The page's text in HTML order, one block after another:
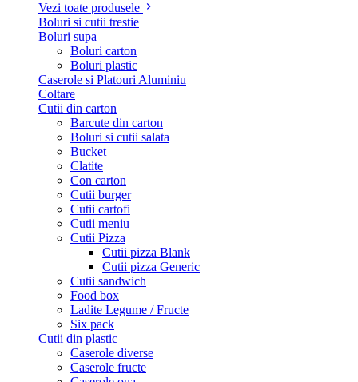
Vezi toate produsele
Boluri si cutii trestie
Boluri supa
Boluri carton
Boluri plastic
Caserole si Platouri Aluminiu
Coltare
Cutii din carton
Barcute din carton
Boluri si cutii salata
Bucket
Clatite
Con carton
Cutii burger
Cutii cartofi
Cutii meniu
Cutii Pizza
Cutii pizza Blank
Cutii pizza Generic
Cutii sandwich
Food box
Ladite Legume / Fructe
Six pack
Cutii din plastic
Caserole diverse
Caserole fructe